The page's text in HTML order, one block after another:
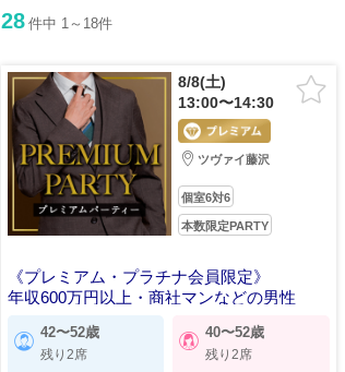
28 件中 1～18件
8/8(土)
13:00〜14:30
ツヴァイ藤沢
個室6対6
本数限定PARTY
《プレミアム・プラチナ会員限定》
年収600万円以上・商社マンなどの男性
42〜52歳
残り2席
40〜52歳
残り2席